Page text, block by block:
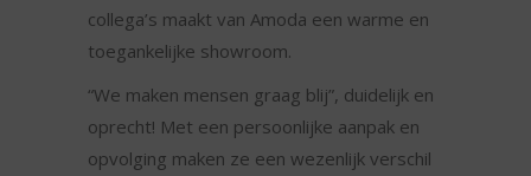
collega’s maakt van Amoda een warme en
toegankelijke showroom.
“We maken mensen graag blij”, duidelijk en
oprecht! Met een persoonlijke aanpak en
opvolging maken ze een wezenlijk verschil